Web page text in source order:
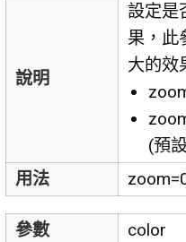
說明
設定是
果，此
大的效
(預
用法
參數 color